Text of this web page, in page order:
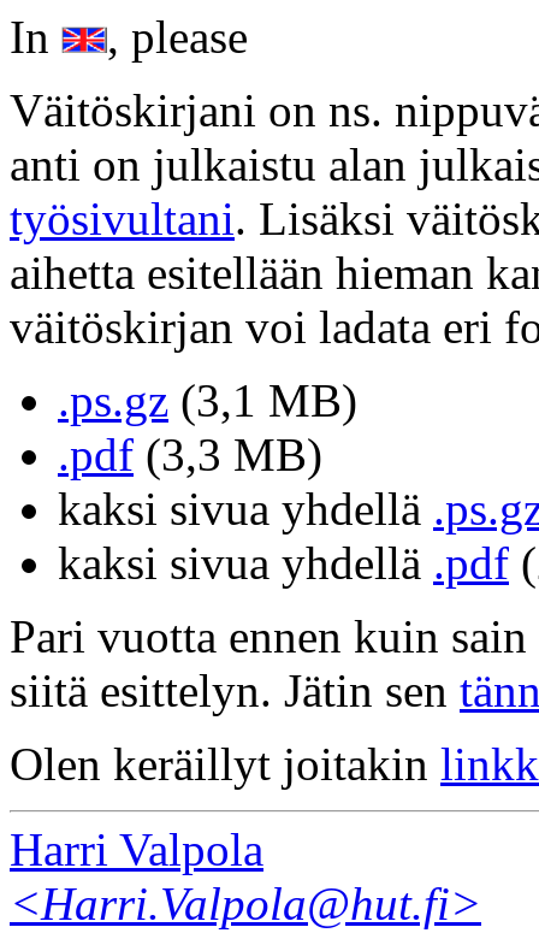
In
, please
Väitöskirjani on ns.
anti on julkaistu alan
työsivultani. Lisäksi
aihetta esitellään hieman
väitöskirjan voi ladata eri
.ps.gz (3,1 MB)
.pdf (3,3 MB)
kaksi sivua yhdellä
kaksi sivua yhdellä .pdf
Pari vuotta ennen kuin
siitä esittelyn. Jätin sen
Olen keräillyt joitakin
Harri Valpola
<Harri.Valpola@hut.fi>